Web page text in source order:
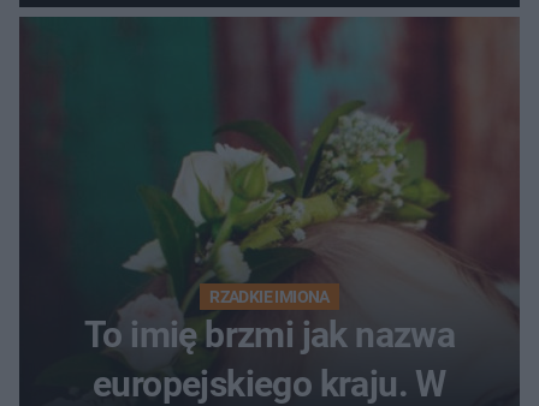
RZADKIE IMIONA
To imię brzmi jak nazwa
europejskiego kraju. W